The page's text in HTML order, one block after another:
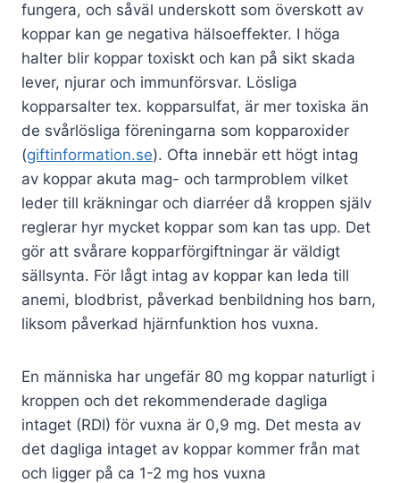
fungera, och såväl underskott som överskott av
koppar kan ge negativa hälsoeffekter. I höga
halter blir koppar toxiskt och kan på sikt skada
lever, njurar och immunförsvar. Lösliga
kopparsalter tex. kopparsulfat, är mer toxiska än
de svårlösliga föreningarna som kopparoxider
(giftinformation.se). Ofta innebär ett högt intag
av koppar akuta mag- och tarmproblem vilket
leder till kräkningar och diarréer då kroppen själv
reglerar hyr mycket koppar som kan tas upp. Det
gör att svårare kopparförgiftningar är väldigt
sällsynta. För lågt intag av koppar kan leda till
anemi, blodbrist, påverkad benbildning hos barn,
liksom påverkad hjärnfunktion hos vuxna.
En människa har ungefär 80 mg koppar naturligt i
kroppen och det rekommenderade dagliga
intaget (RDI) för vuxna är 0,9 mg. Det mesta av
det dagliga intaget av koppar kommer från mat
och ligger på ca 1-2 mg hos vuxna